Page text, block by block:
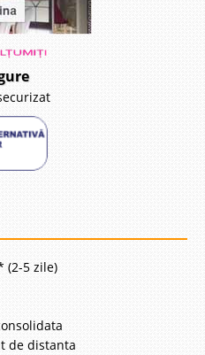
(2-5 zile)
de distanta